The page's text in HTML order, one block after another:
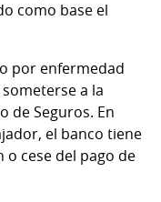
como base el
por enfermedad
a la
de Seguros. En
el banco tiene
cese del pago de